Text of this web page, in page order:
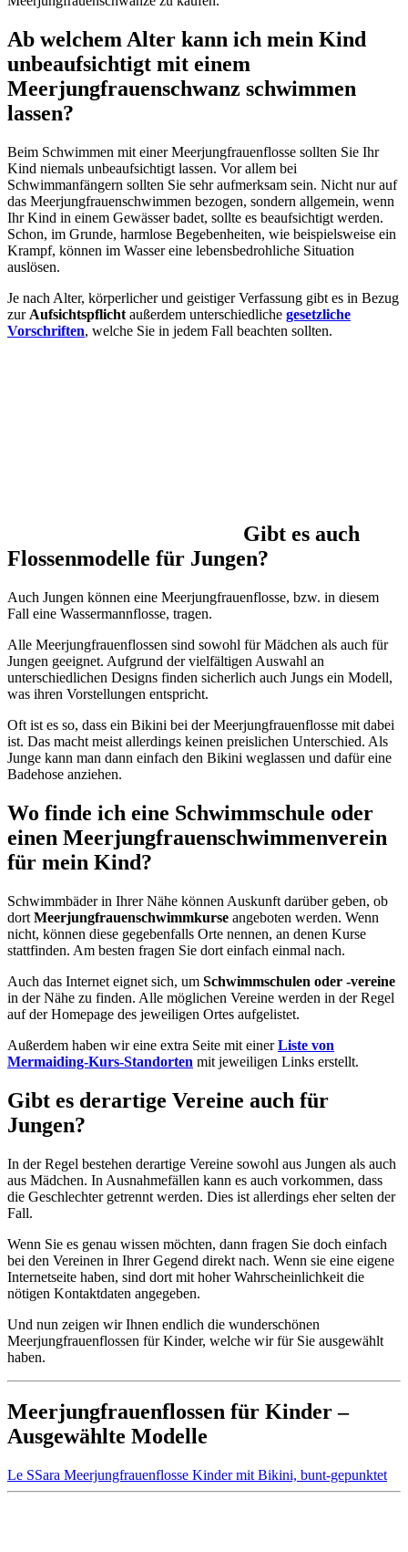
Ab welchem Alter kann ich mein Kind
unbeaufsichtigt mit einem
Meerjungfrauenschwanz schwimmen
lassen?
Beim Schwimmen mit einer Meerjungfrauenflosse sollten Sie Ihr
Kind niemals unbeaufsichtigt lassen. Vor allem bei
Schwimmanfängern sollten Sie sehr aufmerksam sein. Nicht nur auf
das Meerjungfrauenschwimmen bezogen, sondern allgemein, wenn
Ihr Kind in einem Gewässer badet, sollte es beaufsichtigt werden.
Schon, im Grunde, harmlose Begebenheiten, wie beispielsweise ein
Krampf, können im Wasser eine lebensbedrohliche Situation
auslösen.
Je nach Alter, körperlicher und geistiger Verfassung gibt es in Bezug
zur Aufsichtspflicht außerdem unterschiedliche gesetzliche
Vorschriften, welche Sie in jedem Fall beachten sollten.
Gibt es auch
Flossenmodelle für Jungen?
Auch Jungen können eine Meerjungfrauenflosse, bzw. in diesem
Fall eine Wassermannflosse, tragen.
Alle Meerjungfrauenflossen sind sowohl für Mädchen als auch für
Jungen geeignet. Aufgrund der vielfältigen Auswahl an
unterschiedlichen Designs finden sicherlich auch Jungs ein Modell,
was ihren Vorstellungen entspricht.
Oft ist es so, dass ein Bikini bei der Meerjungfrauenflosse mit dabei
ist. Das macht meist allerdings keinen preislichen Unterschied. Als
Junge kann man dann einfach den Bikini weglassen und dafür eine
Badehose anziehen.
Wo finde ich eine Schwimmschule oder
einen Meerjungfrauenschwimmenverein
für mein Kind?
Schwimmbäder in Ihrer Nähe können Auskunft darüber geben, ob
dort Meerjungfrauenschwimmkurse angeboten werden. Wenn
nicht, können diese gegebenfalls Orte nennen, an denen Kurse
stattfinden. Am besten fragen Sie dort einfach einmal nach.
Auch das Internet eignet sich, um Schwimmschulen oder -vereine
in der Nähe zu finden. Alle möglichen Vereine werden in der Regel
auf der Homepage des jeweiligen Ortes aufgelistet.
Außerdem haben wir eine extra Seite mit einerListe von
Mermaiding-Kurs-Standorten mit jeweiligen Links erstellt.
Gibt es derartige Vereine auch für
Jungen?
In der Regel bestehen derartige Vereine sowohl aus Jungen als auch
aus Mädchen. In Ausnahmefällen kann es auch vorkommen, dass
die Geschlechter getrennt werden. Dies ist allerdings eher selten der
Fall.
Wenn Sie es genau wissen möchten, dann fragen Sie doch einfach
bei den Vereinen in Ihrer Gegend direkt nach. Wenn sie eine eigene
Internetseite haben, sind dort mit hoher Wahrscheinlichkeit die
nötigen Kontaktdaten angegeben.
Und nun zeigen wir Ihnen endlich die wunderschönen
Meerjungfrauenflossen für Kinder, welche wir für Sie ausgewählt
haben.
Meerjungfrauenflossen für Kinder –
Ausgewählte Modelle
Le SSara Meerjungfrauenflosse Kinder mit Bikini, bunt-gepunktet